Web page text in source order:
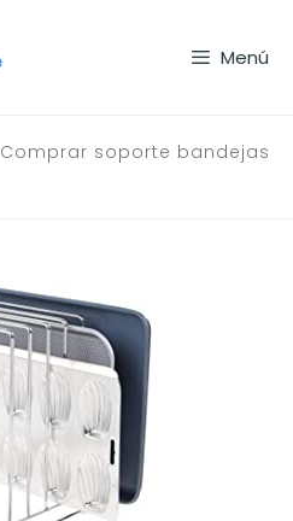
Menú
Comprar soporte bandejas